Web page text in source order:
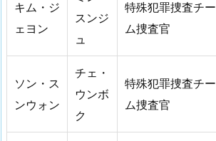
キム・ジ
ェヨン
スンジ
ュ
特殊犯罪捜査チー
ム捜査官
ソン・ス
ンウォン
チェ・
ウンボ
ク
特殊犯罪捜査チー
ム捜査官